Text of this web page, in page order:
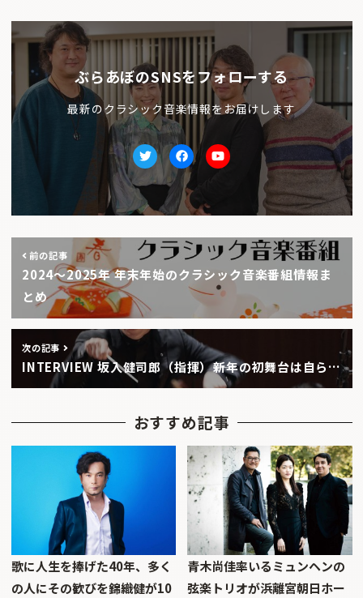
ぶらあぼのSNSをフォローする
最新のクラシック音楽情報をお届けします
TwitterfacebookYoutube
前の記事
2024〜2025年 年末年始のクラシック音楽番組情報ま
とめ
次の記事
INTERVIEW 坂入健司郎（指揮）――新年の初舞台は自ら…
おすすめ記事
歌に人生を捧げた40年、多く
の人にその歓びを錦織健が10
青木尚佳率いるミュンヘンの
弦楽トリオが浜離宮朝日ホー